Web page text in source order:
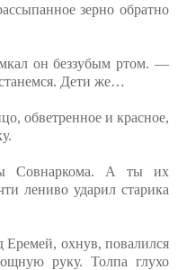
зерно обратно
он беззубым ртом. —
Дети же…
обветренное и красное,
Совнаркома. А ты их
лениво ударил старика
охнув, повалился
руку. Толпа глухо